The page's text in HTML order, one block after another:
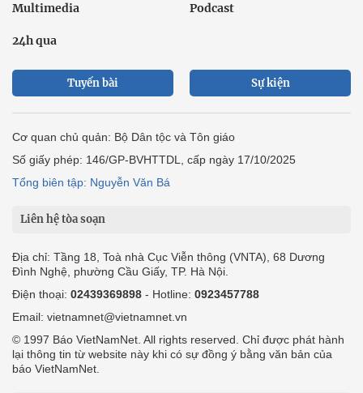
Multimedia Podcast
24h qua
Tuyến bài Sự kiện
Cơ quan chủ quản: Bộ Dân tộc và Tôn giáo
Số giấy phép: 146/GP-BVHTTDL, cấp ngày 17/10/2025
Tổng biên tập: Nguyễn Văn Bá
Liên hệ tòa soạn
Địa chỉ: Tầng 18, Toà nhà Cục Viễn thông (VNTA), 68 Dương
Đình Nghệ, phường Cầu Giấy, TP. Hà Nội.
Điện thoại: 02439369898 - Hotline: 0923457788
Email: vietnamnet@vietnamnet.vn
© 1997 Báo VietNamNet. All rights reserved. Chỉ được phát hành
lại thông tin từ website này khi có sự đồng ý bằng văn bản của
báo VietNamNet.